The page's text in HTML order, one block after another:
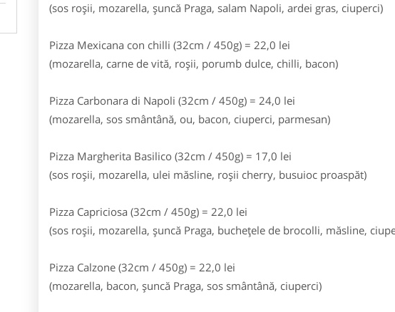
(sos roşii, mozarella, şuncă Praga, salam Napoli, ardei gras, ciuperci)
Pizza Mexicana con chilli (32cm / 450g) = 22,0 lei
(mozarella, carne de vită, roşii, porumb dulce, chilli, bacon)
Pizza Carbonara di Napoli (32cm / 450g) = 24,0 lei
(mozarella, sos smântână, ou, bacon, ciuperci, parmesan)
Pizza Margherita Basilico (32cm / 450g) = 17,0 lei
(sos roşii, mozarella, ulei măsline, roşii cherry, busuioc proaspăt)
Pizza Capriciosa (32cm / 450g) = 22,0 lei
(sos roşii, mozarella, şuncă Praga, bucheţele de brocolli, măsline,
Pizza Calzone (32cm / 450g) = 22,0 lei
(mozarella, bacon, şuncă Praga, sos smântână, ciuperci)